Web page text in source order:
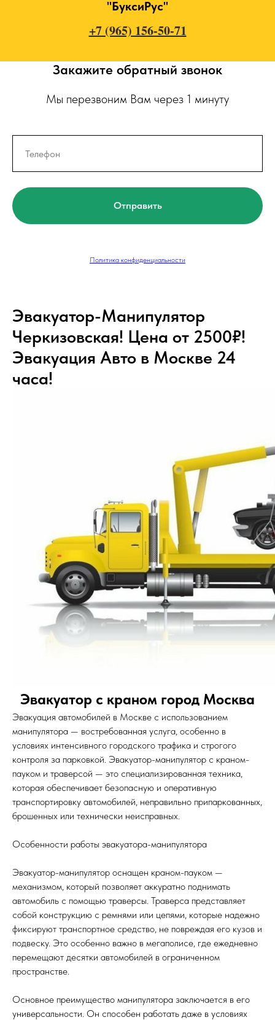
"БуксиРус"
+7 (965) 156-50-71
Закажите обратный звонок
Мы перезвоним Вам через 1 минуту
Отправить
Политика конфиденциальности
Эвакуатор-Манипулятор
Черкизовская! Цена от 2500₽!
Эвакуация Авто в Москве 24
часа!
Эвакуатор с краном город Москва
Эвакуация автомобилей в Москве с использованием
манипулятора — востребованная услуга, особенно в
условиях интенсивного городского трафика и строгого
контроля за парковкой. Эвакуатор-манипулятор с краном-
пауком и траверсой — это специализированная техника,
которая обеспечивает безопасную и оперативную
транспортировку автомобилей, неправильно припаркованных,
брошенных или технически неисправных.
Особенности работы эвакуатора-манипулятора
Эвакуатор-манипулятор оснащен краном-пауком —
механизмом, который позволяет аккуратно поднимать
автомобиль с помощью траверсы. Траверса представляет
собой конструкцию с ремнями или цепями, которые надежно
фиксируют транспортное средство, не повреждая его кузов и
подвеску. Это особенно важно в мегаполисе, где ежедневно
перемещают десятки автомобилей в ограниченном
пространстве.
Основное преимущество манипулятора заключается в его
универсальности. Он способен работать даже в условиях